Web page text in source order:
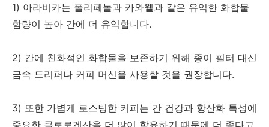
1) 아라비카는 폴리페놀과 카와웰과 같은 유익한 화합물
함량이 높아 간에 더 유익합니다.
2) 간에 친화적인 화합물을 보존하기 위해 종이 필터 대신
금속 드리퍼나 커피 머신을 사용할 것을 권장합니다.
3) 또한 가볍게 로스팅한 커피는 간 건강과 항산화 특성에
중요한 클로로겐산을 더 많이 함유하기 때문에 더 좋다고